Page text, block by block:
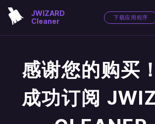
JWIZARD
Cleaner
下载应用程序
感谢您的购买
成功订阅